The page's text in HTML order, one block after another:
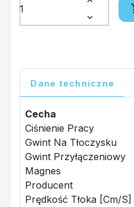
Dane techniczne
Cecha
Ciśnienie Pracy
Gwint Na Tłoczysku
Gwint Przyłączeniowy
Magnes
Producent
Prędkość Tłoka [cm/s]